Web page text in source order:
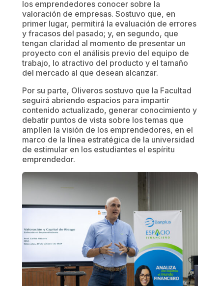
los emprendedores conocer sobre la
valoración de empresas. Sostuvo que, en
primer lugar, permitirá la evaluación de errores
y fracasos del pasado; y, en segundo, que
tengan claridad al momento de presentar un
proyecto con el análisis previo del equipo de
trabajo, lo atractivo del producto y el tamaño
del mercado al que desean alcanzar.
Por su parte, Oliveros sostuvo que la Facultad
seguirá abriendo espacios para impartir
contenido actualizado, generar conocimiento y
debatir puntos de vista sobre los temas que
amplíen la visión de los emprendedores, en el
marco de la línea estratégica de la universidad
de estimular en los estudiantes el espíritu
emprendedor.